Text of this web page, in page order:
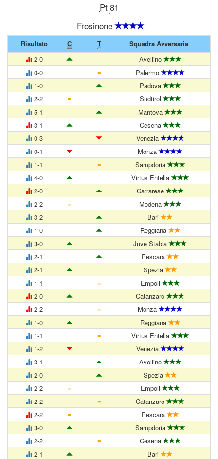
Pt 81
Frosinone
Risultato C T
Squadra Avversaria
2-0
Avellino
0-0
=
Palermo
1-0
Padova
2-2
=
Südtirol
5-1
Mantova
3-1
Cesena
0-3
Venezia
0-1
Monza
1-1
=
Sampdoria
4-0
Virtus Entella
2-0
Carrarese
2-2
=
Modena
3-2
Bari
1-0
Reggiana
3-0
Juve Stabia
2-1
Pescara
2-1
Spezia
1-1
=
Empoli
2-0
Catanzaro
2-2
=
Monza
1-0
Reggiana
1-1
=
Virtus Entella
1-2
Venezia
3-1
Avellino
2-0
Spezia
2-2
=
Empoli
2-2
=
Catanzaro
2-2
=
Pescara
3-0
Sampdoria
2-2
=
Cesena
2-1
Bari